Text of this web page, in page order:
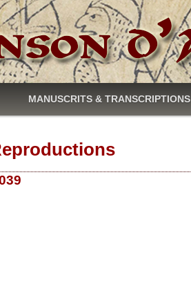
MANUSCRITS & TRANSCRIPTIONS